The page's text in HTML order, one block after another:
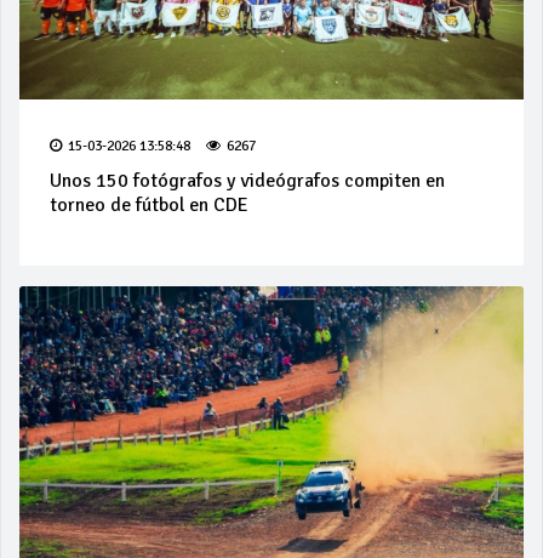
15-03-2026 13:58:48 6267
Unos 150 fotógrafos y videógrafos compiten en
torneo de fútbol en CDE